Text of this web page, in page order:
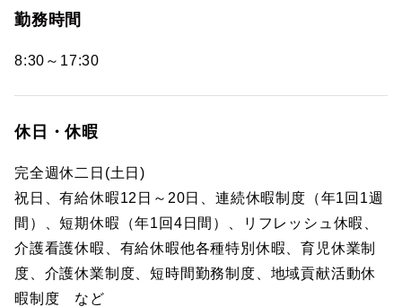
勤務時間
8:30～17:30
休日・休暇
完全週休二日(土日)
祝日、有給休暇12日～20日、連続休暇制度（年1回1週
間）、短期休暇（年1回4日間）、リフレッシュ休暇、
介護看護休暇、有給休暇他各種特別休暇、育児休業制
度、介護休業制度、短時間勤務制度、地域貢献活動休
暇制度 など